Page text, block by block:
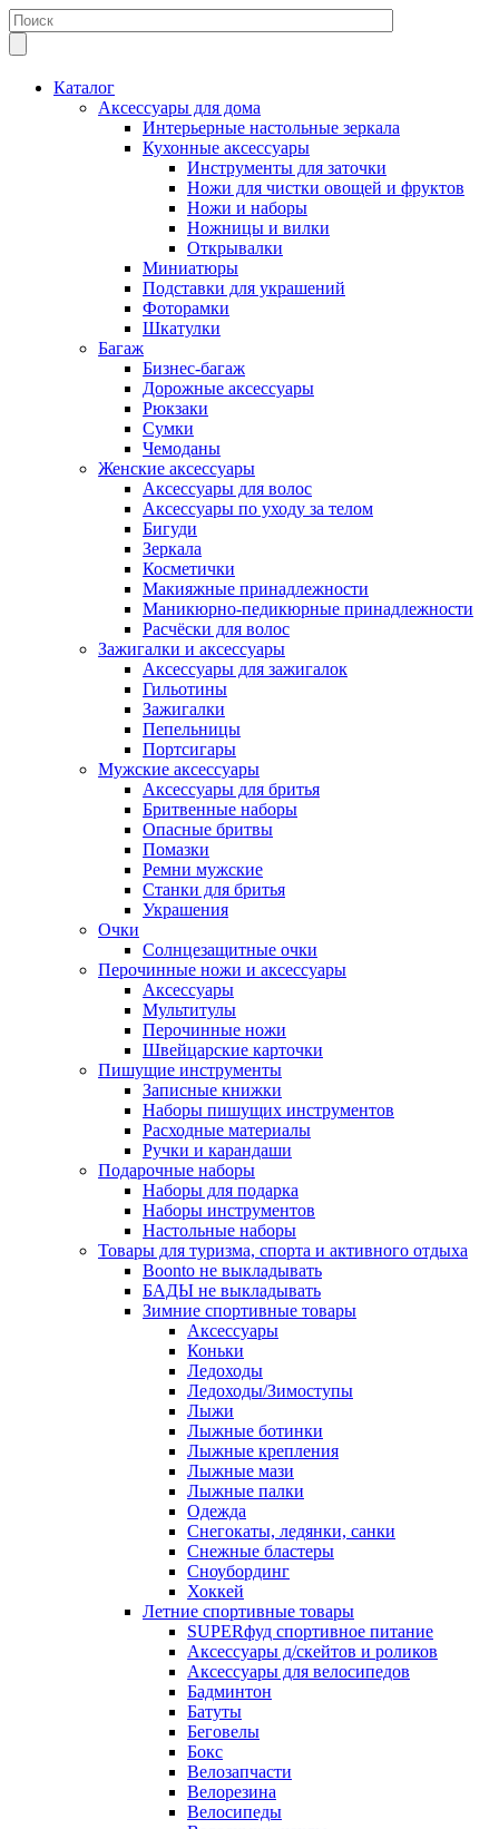
Каталог
Аксессуары для дома
Интерьерные настольные зеркала
Кухонные аксессуары
Инструменты для заточки
Ножи для чистки овощей и фруктов
Ножи и наборы
Ножницы и вилки
Открывалки
Миниатюры
Подставки для украшений
Фоторамки
Шкатулки
Багаж
Бизнес-багаж
Дорожные аксессуары
Рюкзаки
Сумки
Чемоданы
Женские аксессуары
Аксессуары для волос
Аксессуары по уходу за телом
Бигуди
Зеркала
Косметички
Макияжные принадлежности
Маникюрно-педикюрные принадлежности
Расчёски для волос
Зажигалки и аксессуары
Аксессуары для зажигалок
Гильотины
Зажигалки
Пепельницы
Портсигары
Мужские аксессуары
Аксессуары для бритья
Бритвенные наборы
Опасные бритвы
Помазки
Ремни мужские
Станки для бритья
Украшения
Очки
Солнцезащитные очки
Перочинные ножи и аксессуары
Аксессуары
Мультитулы
Перочинные ножи
Швейцарские карточки
Пишущие инструменты
Записные книжки
Наборы пишущих инструментов
Расходные материалы
Ручки и карандаши
Подарочные наборы
Наборы для подарка
Наборы инструментов
Настольные наборы
Товары для туризма, спорта и активного отдыха
Boonto не выкладывать
БАДЫ не выкладывать
Зимние спортивные товары
Аксессуары
Коньки
Ледоходы
Ледоходы/Зимоступы
Лыжи
Лыжные ботинки
Лыжные крепления
Лыжные мази
Лыжные палки
Одежда
Снегокаты, ледянки, санки
Снежные бластеры
Сноубординг
Хоккей
Летние спортивные товары
SUPERфуд спортивное питание
Аксессуары д/скейтов и роликов
Аксессуары для велосипедов
Бадминтон
Батуты
Беговелы
Бокс
Велозапчасти
Велорезина
Велосипеды